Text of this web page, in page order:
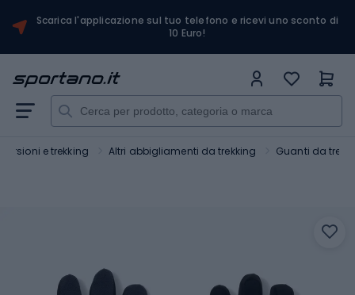
Scarica l'applicazione sul tuo telefono e ricevi uno sconto di
10 Euro!
e trekking Altri abbigliamenti da trekking Guanti da